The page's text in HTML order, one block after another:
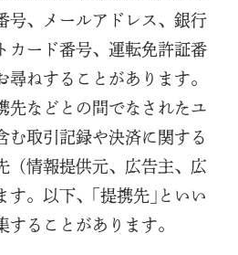
号、メールアドレス、銀行
カード番号、運転免許証番
ねすることがあります。
先などとの間でなされたユ
む取引記録や決済に関する
（情報提供元、広告主、広
す。以下、｢提携先｣といい
することがあります。